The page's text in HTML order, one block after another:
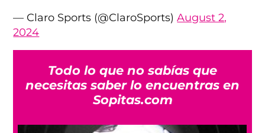
— Claro Sports (@ClaroSports)August 2,
2024
Todo lo que no sabías que
necesitas saber lo encuentras en
Sopitas.com